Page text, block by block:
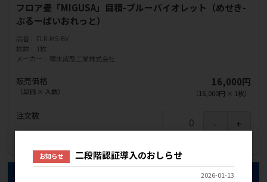
フロア畳「MIGUSA」目積-ブルーバイオレット（めせき-
ぶるーばいおれっと）
品番
FLR-MS-BV
枚数
1枚
メーカー
積水成型工業株式会社
販売価格
（単価 × 入数）
16,000円
（16,000円 × 1枚）
注文数
お知らせ 二段階認証導入のおしらせ
2026-01-13